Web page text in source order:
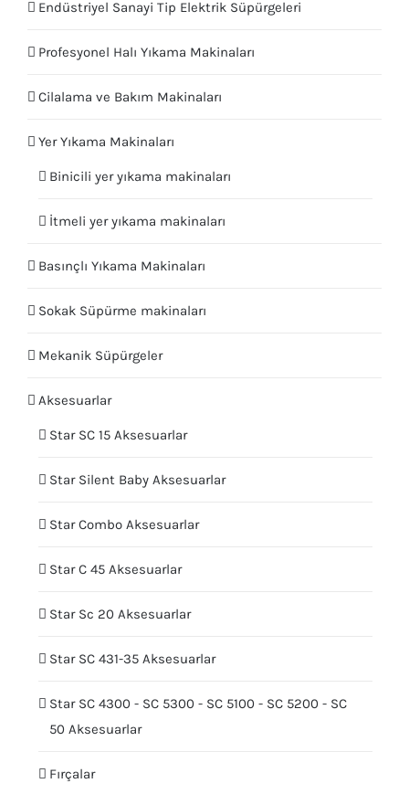
Endüstriyel Sanayi Tip Elektrik Süpürgeleri
Profesyonel Halı Yıkama Makinaları
Cilalama ve Bakım Makinaları
Yer Yıkama Makinaları
Binicili yer yıkama makinaları
İtmeli yer yıkama makinaları
Basınçlı Yıkama Makinaları
Sokak Süpürme makinaları
Mekanik Süpürgeler
Aksesuarlar
Star SC 15 Aksesuarlar
Star Silent Baby Aksesuarlar
Star Combo Aksesuarlar
Star C 45 Aksesuarlar
Star Sc 20 Aksesuarlar
Star SC 431-35 Aksesuarlar
Star SC 4300 - SC 5300 - SC 5100 - SC 5200 - SC
50 Aksesuarlar
Fırçalar